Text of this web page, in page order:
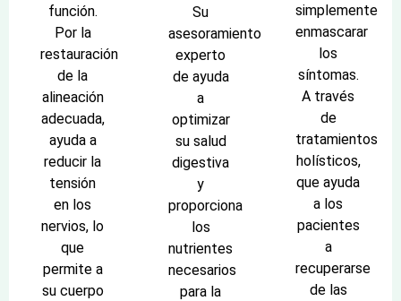
función.
Por la
restauración
de la
alineación
adecuada,
ayuda a
reducir la
tensión
en los
nervios, lo
que
permite a
su cuerpo
Su
asesoramiento
experto
de ayuda
a
optimizar
su salud
digestiva
y
proporciona
los
nutrientes
necesarios
para la
simplemente
enmascarar
los
síntomas.
A través
de
tratamientos
holísticos,
que ayuda
a los
pacientes
a
recuperarse
de las